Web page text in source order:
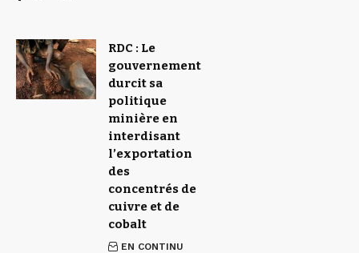
RDC : Le
gouvernement
durcit sa
politique
minière en
interdisant
l’exportation
des
concentrés de
cuivre et de
cobalt
EN CONTINU